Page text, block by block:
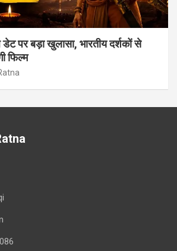
डेट पर बड़ा खुलासा, भारतीय दर्शकों से
फिल्म